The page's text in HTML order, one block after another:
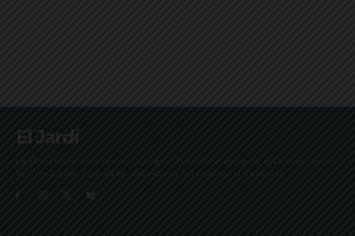
El Jardí
La Bonanova, Monterols, Galvany, Turó Parc, el Farró, el Putxet, Sarrià,
les Tres Torres, Pedralbes, Vallvidrera, les Planes i el Tibidabo